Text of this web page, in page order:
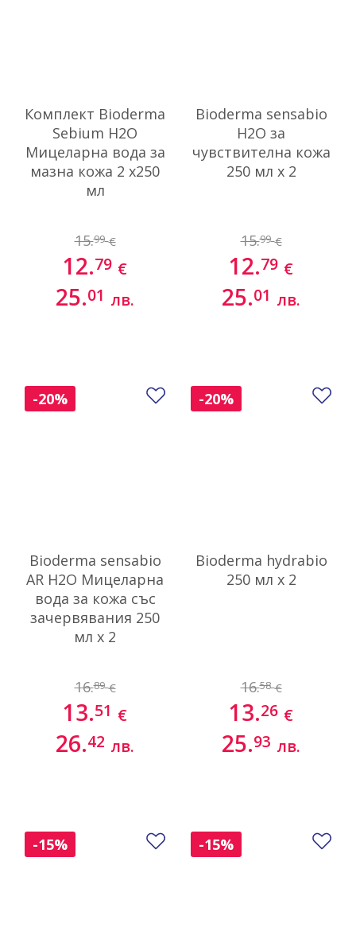
Комплект Bioderma
Sebium H2O
Мицеларна вода за
мазна кожа 2 х250
мл
15.99 €
12.79 €
25.01 лв.
Bioderma sensabio
H2O за
чувствителна кожа
250 мл x 2
15.99 €
12.79 €
25.01 лв.
Bioderma sensabio
AR H2O Мицеларна
вода за кожа със
зачервявания 250
мл x 2
16.89 €
13.51 €
26.42 лв.
-20% Добави в любими
Bioderma hydrabio
250 мл x 2
16.58 €
13.26 €
25.93 лв.
-20%
-15% Добави в любими
-15%